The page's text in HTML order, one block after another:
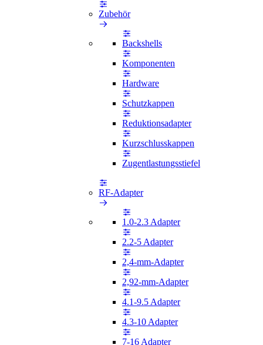
Zubehör
Backshells
Komponenten
Hardware
Schutzkappen
Reduktionsadapter
Kurzschlusskappen
Zugentlastungsstiefel
RF-Adapter
1.0-2.3 Adapter
2.2-5 Adapter
2,4-mm-Adapter
2,92-mm-Adapter
4.1-9.5 Adapter
4.3-10 Adapter
7-16 Adapter